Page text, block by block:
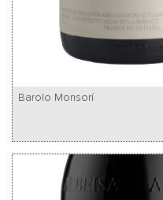
Barolo Monsorí